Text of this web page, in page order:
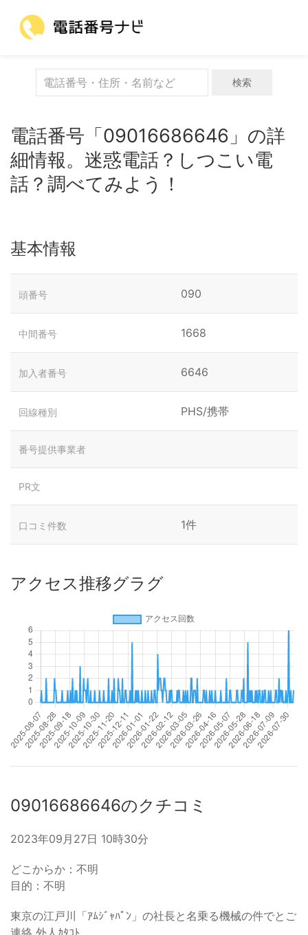
検索
電話番号「09016686646」の詳
細情報。迷惑電話？しつこい電
話？調べてみよう！
基本情報
頭番号 090
中間番号 1668
加入者番号 6646
回線種別 PHS/携帯
番号提供事業者
PR文
口コミ件数 1件
アクセス推移グラグ
09016686646のクチコミ
2023年09月27日 10時30分
どこからか：不明
目的：不明
東京の江戸川「ｱﾑｼﾞｬﾊﾟﾝ」の社長と名乗る機械の件でとご
連絡 外人ｶﾀｺﾄ